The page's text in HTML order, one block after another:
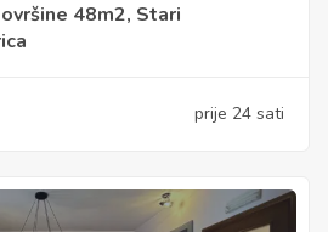
48m2, Stari
prije 24 sati